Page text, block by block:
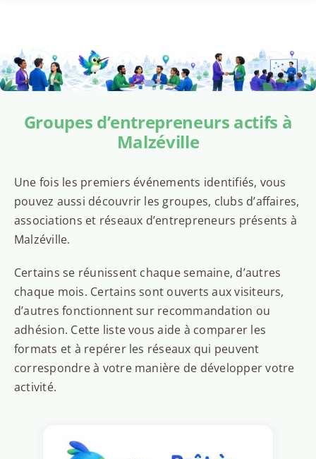
Groupes d’entrepreneurs actifs à
Malzéville
Une fois les premiers événements identifiés, vous
pouvez aussi découvrir les groupes, clubs d’affaires,
associations et réseaux d’entrepreneurs présents à
Malzéville.
Certains se réunissent chaque semaine, d’autres
chaque mois. Certains sont ouverts aux visiteurs,
d’autres fonctionnent sur recommandation ou
adhésion. Cette liste vous aide à comparer les
formats et à repérer les réseaux qui peuvent
correspondre à votre manière de développer votre
activité.